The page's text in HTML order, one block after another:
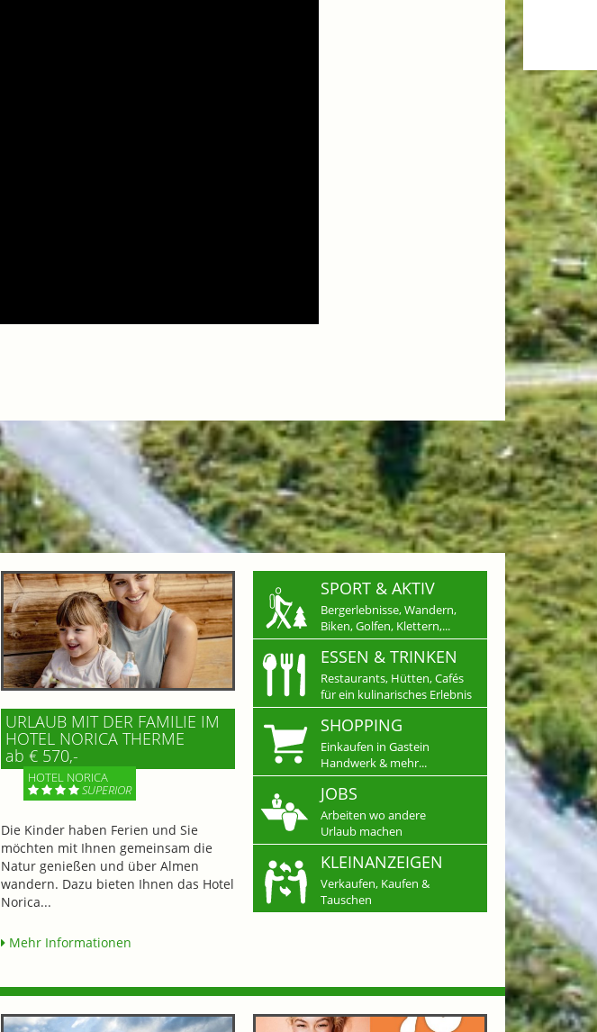
URLAUB MIT DER FAMILIE IM
HOTEL NORICA THERME
ab € 570,-
HOTEL NORICA
SUPERIOR
Die Kinder haben Ferien und Sie
möchten mit Ihnen gemeinsam die
Natur genießen und über Almen
wandern. Dazu bieten Ihnen das Hotel
Norica...
Mehr Informationen
SPORT & AKTIV
Bergerlebnisse, Wandern,
Biken, Golfen, Klettern,...
ESSEN & TRINKEN
Restaurants, Hütten, Cafés
für ein kulinarisches Erlebnis
SHOPPING
Einkaufen in Gastein
Handwerk & mehr...
JOBS
Arbeiten wo andere
Urlaub machen
KLEINANZEIGEN
Verkaufen, Kaufen &
Tauschen